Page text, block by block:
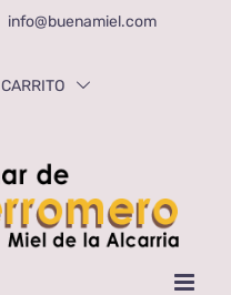
info@buenamiel.com
CARRITO